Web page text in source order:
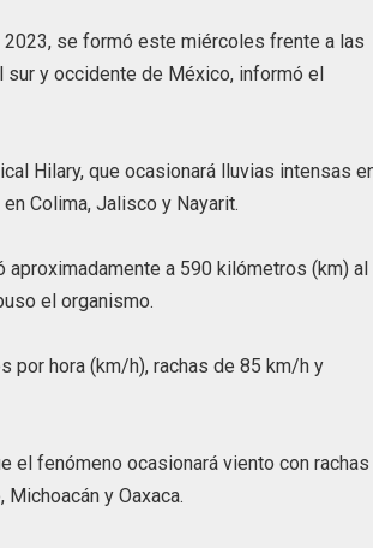
se formó este miércoles frente a las
y occidente de México, informó el
Hilary, que ocasionará lluvias intensas
Colima, Jalisco y Nayarit.
aproximadamente a 590 kilómetros (km) al
el organismo.
por hora (km/h), rachas de 85 km/h y
el fenómeno ocasionará viento con rachas
y Oaxaca.